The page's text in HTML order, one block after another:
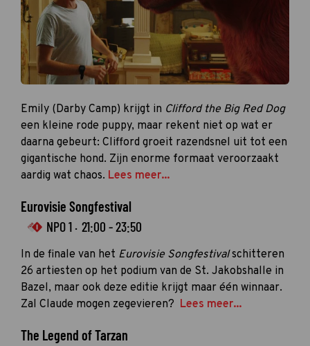
Emily (Darby Camp) krijgt in Clifford the Big Red Dog
een kleine rode puppy, maar rekent niet op wat er
daarna gebeurt: Clifford groeit razendsnel uit tot een
gigantische hond. Zijn enorme formaat veroorzaakt
aardig wat chaos. Lees meer...
Eurovisie Songfestival
NPO 1 · 21:00 - 23:50
In de finale van het Eurovisie Songfestivalschitteren
26 artiesten op het podium van de St. Jakobshalle in
Bazel, maar ook deze editie krijgt maar één winnaar.
Zal Claude mogen zegevieren? Lees meer...
The Legend of Tarzan